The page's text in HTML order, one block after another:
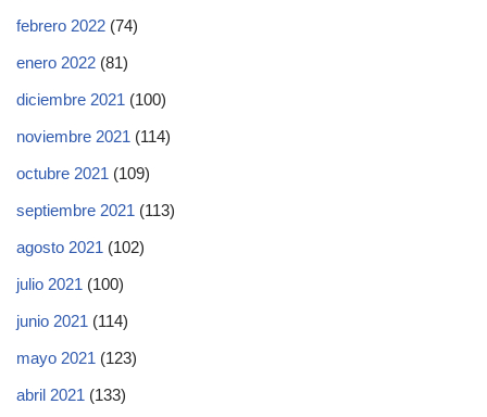
febrero 2022 (74)
enero 2022 (81)
diciembre 2021 (100)
noviembre 2021 (114)
octubre 2021 (109)
septiembre 2021 (113)
agosto 2021 (102)
julio 2021 (100)
junio 2021 (114)
mayo 2021 (123)
abril 2021 (133)